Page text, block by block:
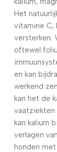
Het
vitamine C,
versterken.
oftewel
en kan
werkend
kan het de
vaatziekten
kan kalium
verlagen
honden